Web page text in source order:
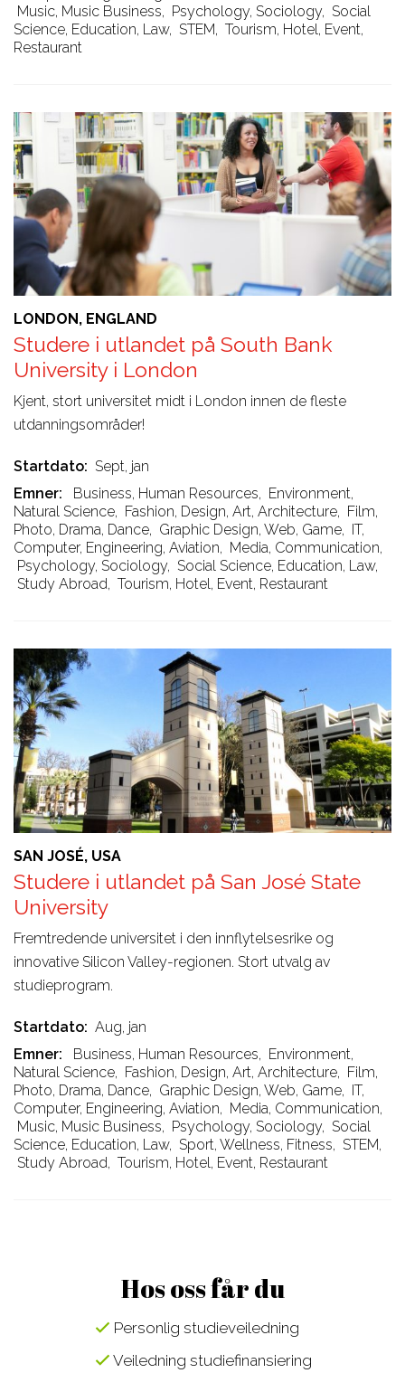
Music, Music Business, Psychology, Sociology, Social
Science, Education, Law, STEM, Tourism, Hotel, Event,
Restaurant
LONDON, ENGLAND
Studere i utlandet på South Bank
University i London
Kjent, stort universitet midt i London innen de fleste
utdanningsområder!
Startdato
Sept, jan
Emner
Business, Human Resources, Environment,
Natural Science, Fashion, Design, Art, Architecture, Film,
Photo, Drama, Dance, Graphic Design, Web, Game,
IT,
Computer, Engineering, Aviation, Media, Communication,
Psychology, Sociology, Social Science, Education, Law,
Study Abroad, Tourism, Hotel, Event, Restaurant
SAN JOSÉ, USA
Studere i utlandet på San José State
University
Fremtredende universitet i den innflytelsesrike og
innovative Silicon Valley-regionen. Stort utvalg av
studieprogram.
Startdato
Aug, jan
Emner
Business, Human Resources, Environment,
Natural Science, Fashion, Design, Art, Architecture, Film,
Photo, Drama, Dance, Graphic Design, Web, Game, IT,
Computer, Engineering, Aviation, Media, Communication,
Music, Music Business, Psychology, Sociology, Social
Science, Education, Law, Sport, Wellness, Fitness, STEM,
Study Abroad, Tourism, Hotel, Event, Restaurant
Hos oss får du
Personlig studieveiledning
Veiledning studiefinansiering